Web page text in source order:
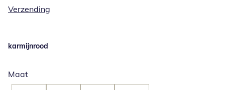
Verzending
karmijnrood
Maat